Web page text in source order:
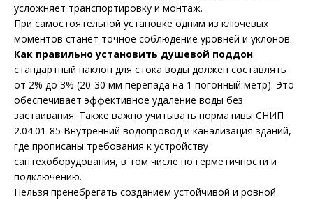
усложняет транспортировку и монтаж.
При самостоятельной установке одним из ключевых
моментов станет точное соблюдение уровней и уклонов.
Как правильно установить душевой поддон:
стандартный наклон для стока воды должен составлять
от 2% до 3% (20-30 мм перепада на 1 погонный метр). Это
обеспечивает эффективное удаление воды без
застаивания. Также важно учитывать нормативы СНИП
2.04.01-85 Внутренний водопровод и канализация зданий,
где прописаны требования к устройству
сантехоборудования, в том числе по герметичности и
подключению.
Нельзя пренебрегать созданием устойчивой и ровной